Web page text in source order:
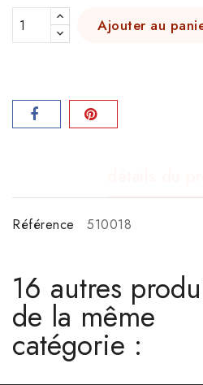
Ajouter au
Référence 510018
16 autres
de la même
catégorie :